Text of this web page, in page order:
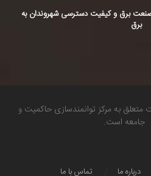
برق و کیفیت دسترسی شهروندان به
برق
به مرکز توانمندسازی حاکمیت و
جامعه است.
تماس با ما درباره ما